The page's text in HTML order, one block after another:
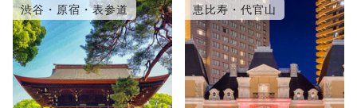
渋谷・原宿・表参道 恵比寿・代官山